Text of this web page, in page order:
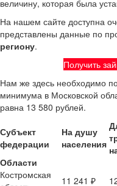
величину, которая была
На нашем сайте доступна
представлены данные по
региону.
Получить
Нам же здесь необходимо
минимума в Московской
равна 13 580 рублей.
Субъект
федерации
На душу
населения
Области
Костромская
11 241 ₽